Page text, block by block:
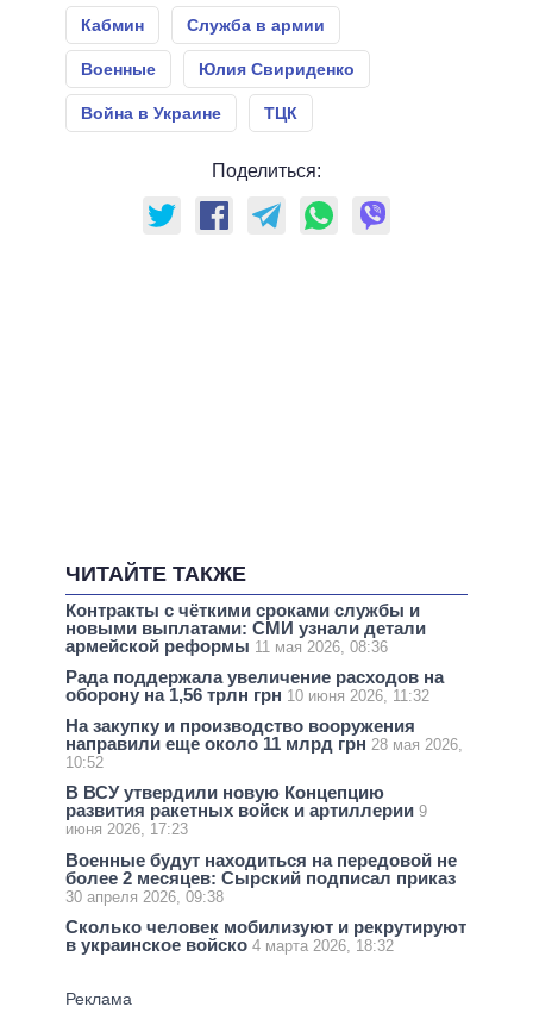
Кабмин Служба в армии
Военные Юлия Свириденко
Война в Украине ТЦК
Поделиться:
ЧИТАЙТЕ ТАКЖЕ
Контракты с чёткими сроками службы и
новыми выплатами: СМИ узнали детали
армейской реформы 11 мая 2026, 08:36
Рада поддержала увеличение расходов на
оборону на 1,56 трлн грн 10 июня 2026, 11:32
На закупку и производство вооружения
направили еще около 11 млрд грн 28 мая 2026,
10:52
В ВСУ утвердили новую Концепцию
развития ракетных войск и артиллерии 9
июня 2026, 17:23
Военные будут находиться на передовой не
более 2 месяцев: Сырский подписал приказ
30 апреля 2026, 09:38
Сколько человек мобилизуют и рекрутируют
в украинское войско 4 марта 2026, 18:32